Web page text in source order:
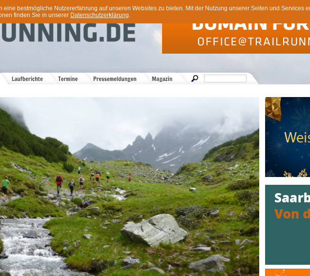
eine bestmögliche Nutzererfahrung auf unseren Websites zu bieten. Mit der Nutzung unserer Seiten und Services
finden Sie in unserer Datenschutzerklärung.